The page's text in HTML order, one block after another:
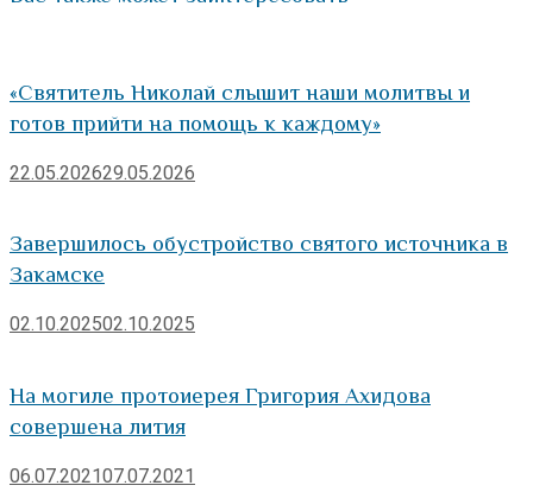
«Святитель Николай слышит наши молитвы и
готов прийти на помощь к каждому»
22.05.202629.05.2026
Завершилось обустройство святого источника в
Закамске
02.10.202502.10.2025
На могиле протоиерея Григория Ахидова
совершена лития
06.07.202107.07.2021